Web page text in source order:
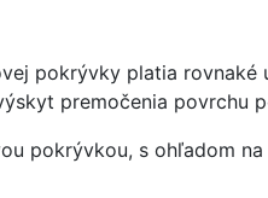
pokrývky platia
premočenia povrchu
pokrývkou, s ohľadom